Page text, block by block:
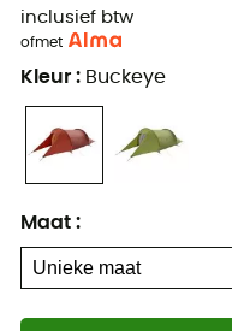
inclusief btw
ofmet
Kleur : Buckeye
Maat :